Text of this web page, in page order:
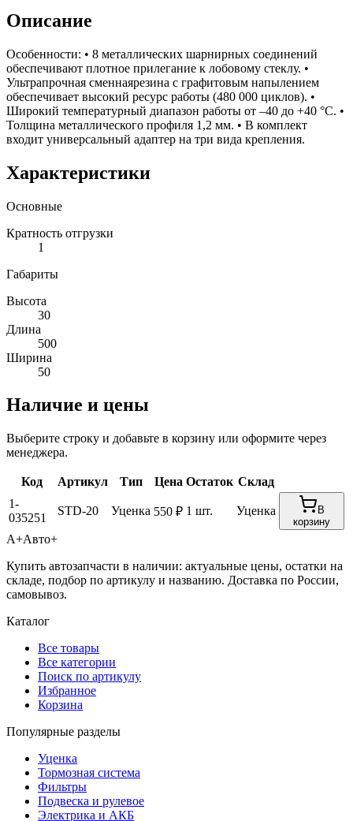
Описание
Особенности: • 8 металлических шарнирных соединений
обеспечивают плотное прилегание к лобовому стеклу. •
Ультрапрочная сменнаярезина с графитовым напылением
обеспечивает высокий ресурс работы (480 000 циклов). •
Широкий температурный диапазон работы от –40 до +40 °С. •
Толщина металлического профиля 1,2 мм. • В комплект
входит универсальный адаптер на три вида крепления.
Характеристики
Основные
Кратность отгрузки
1
Габариты
Высота
30
Длина
500
Ширина
50
Наличие и цены
Выберите строку и добавьте в корзину или оформите через
менеджера.
Код Артикул Тип Цена Остаток Склад
1-
035251
STD-20 Уценка 550 ₽ 1 шт. Уценка
В
корзину
А+Авто+
Купить автозапчасти в наличии: актуальные цены, остатки на
складе, подбор по артикулу и названию. Доставка по России,
самовывоз.
Каталог
Все товары
Все категории
Поиск по артикулу
Избранное
Корзина
Популярные разделы
Уценка
Тормозная система
Фильтры
Подвеска и рулевое
Электрика и АКБ